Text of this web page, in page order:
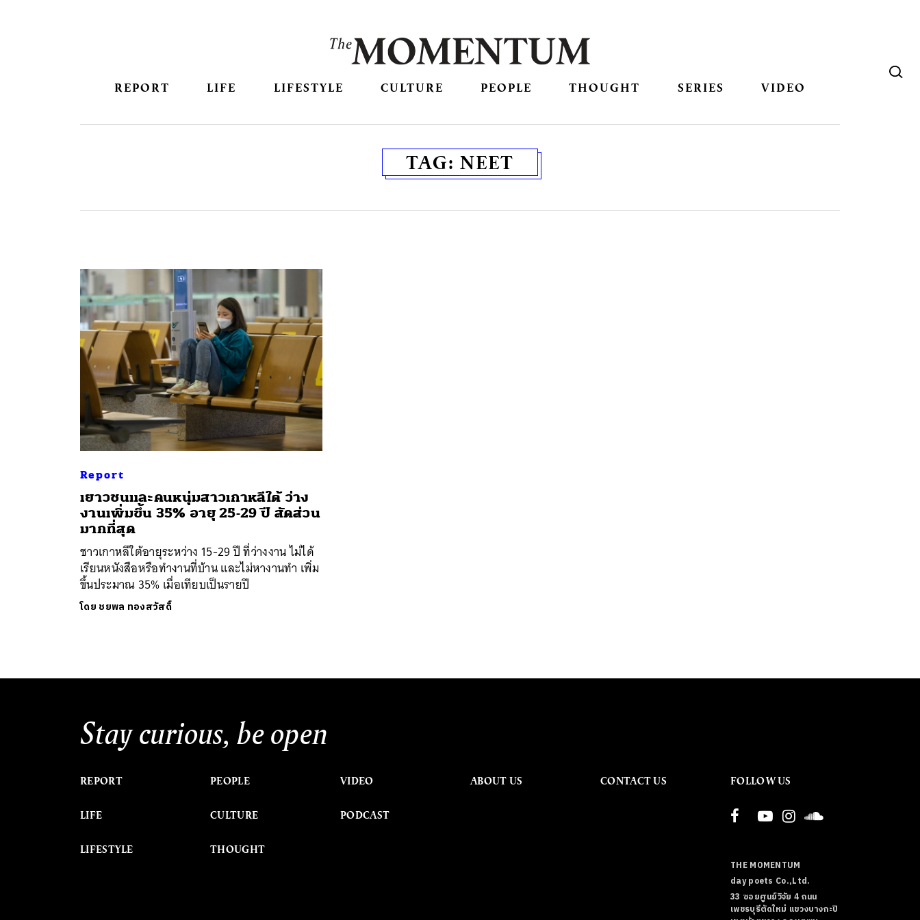
REPORT LIFE LIFESTYLE CULTURE PEOPLE THOUGHT SERIES VIDEO
TAG: NEET
Report
เยาวชนและคนหนุ่มสาวเกาหลีใต้ ว่าง
งานเพิ่มขึ้น 35% อายุ 25-29 ปี สัดส่วน
มากที่สุด
ชาวเกาหลีใต้อายุระหว่าง 15-29 ปี ที่ว่างงาน ไม่ได้
เรียนหนังสือหรือทำงานที่บ้าน และไม่หางานทำ เพิ่ม
ขึ้นประมาณ 35% เมื่อเทียบเป็นรายปี
โดย ชยพล ทองสวัสดิ์
Stay curious, be open
REPORT
LIFE
LIFESTYLE
PEOPLE
CULTURE
THOUGHT
VIDEO
PODCAST
ABOUT US CONTACT US FOLLOW US
THE MOMENTUM
day poets Co.,Ltd.
33 ซอยศูนย์วิจัย 4 ถนน
เพชรบุรีตัดใหม่ แขวงบางกะปิ